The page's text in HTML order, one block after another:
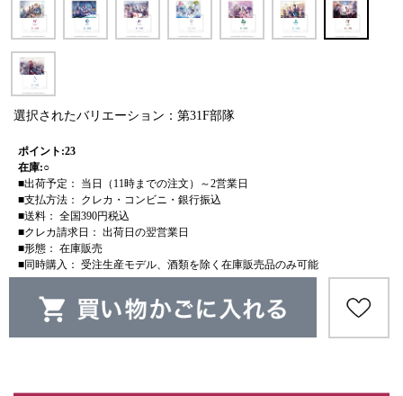
選択されたバリエーション：第31F部隊
ポイント:23
在庫:○
■出荷予定： 当日（11時までの注文）～2営業日
■支払方法： クレカ・コンビニ・銀行振込
■送料： 全国390円税込
■クレカ請求日： 出荷日の翌営業日
■形態： 在庫販売
■同時購入： 受注生産モデル、酒類を除く在庫販売品のみ可能